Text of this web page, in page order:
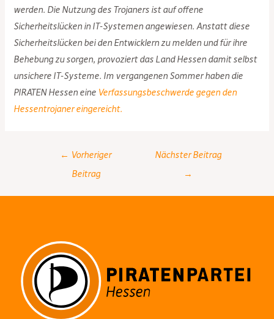
werden. Die Nutzung des Trojaners ist auf offene
Sicherheitslücken in IT-Systemen angewiesen. Anstatt diese
Sicherheitslücken bei den Entwicklern zu melden und für ihre
Behebung zu sorgen, provoziert das Land Hessen damit selbst
unsichere IT-Systeme. Im vergangenen Sommer haben die
PIRATEN Hessen eine Verfassungsbeschwerde gegen den
Hessentrojaner eingereicht.
navigation
← Vorheriger
Beitrag
Nächster Beitrag
→